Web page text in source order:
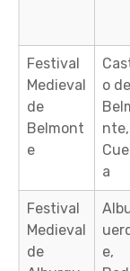
Festival
Medieval
de
Belmont
e
o de
nte,
a
Festival
Medieval
de
e,